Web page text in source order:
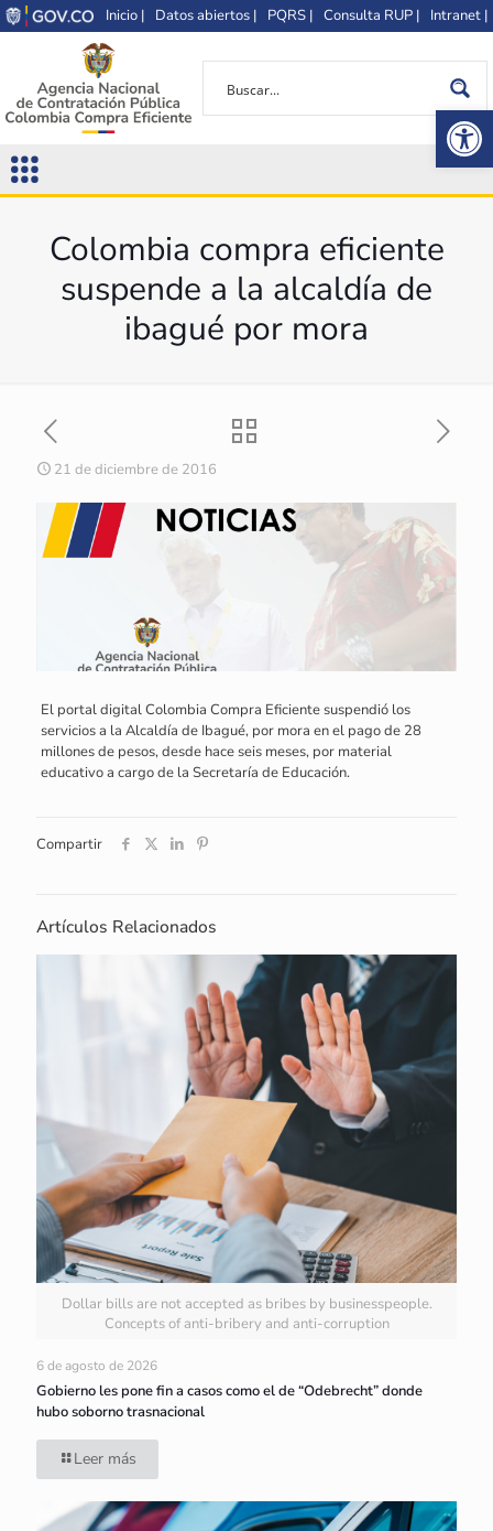
Inicio | Datos abiertos | PQRS | Consulta RUP | Intranet |
Colombia compra eficiente
suspende a la alcaldía de
ibagué por mora
21 de diciembre de 2016
El portal digital Colombia Compra Eficiente suspendió los
servicios a la Alcaldía de Ibagué, por mora en el pago de 28
millones de pesos, desde hace seis meses, por material
educativo a cargo de la Secretaría de Educación.
Compartir
Artículos Relacionados
Dollar bills are not accepted as bribes by businesspeople.
Concepts of anti-bribery and anti-corruption
6 de agosto de 2026
Gobierno les pone fin a casos como el de “Odebrecht” donde
hubo soborno trasnacional
Leer más